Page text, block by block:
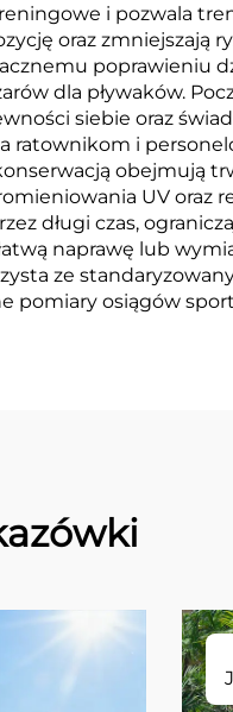
i pozwala
oraz zmniejszają
poprawieniu
dla pływaków.
siebie oraz
ratownikom i
obejmują
UV oraz
długi czas,
naprawę lub
ze
pomiary osiągów